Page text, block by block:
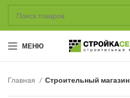
МЕНЮ
Главная Строительный магазин